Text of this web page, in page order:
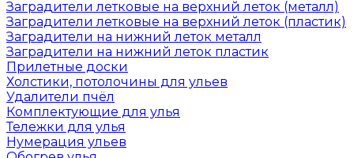
Заградители летковые на верхний леток (металл)
Заградители летковые на верхний леток (пластик)
Заградители на нижний леток металл
Заградители на нижний леток пластик
Прилетные доски
Холстики, потолочины для ульев
Удалители пчёл
Комплектующие для улья
Тележки для улья
Нумерация ульев